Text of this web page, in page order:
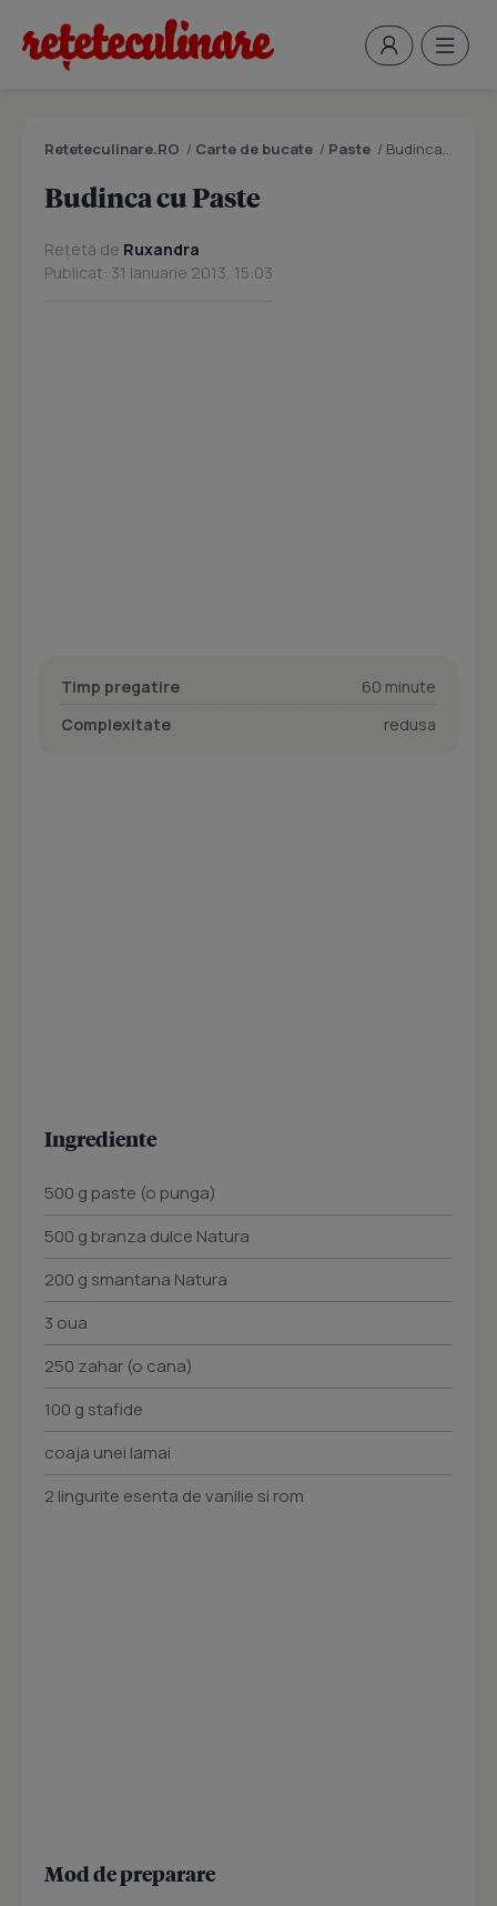
Reteteculinare.RO / Carte de bucate / Paste / Budinca cu Paste
Budinca cu Paste
Rețetă de Ruxandra
Publicat: 31 Ianuarie 2013, 15:03
Timp pregatire
60 minute
Complexitate
redusa
Ingrediente
500 g paste (o punga)
500 g branza dulce Natura
200 g smantana Natura
3 oua
250 zahar (o cana)
100 g stafide
coaja unei lamai
2 lingurite esenta de vanilie si rom
Mod de preparare